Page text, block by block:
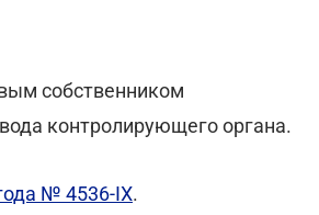
собственником
контролирующего органа.
№ 4536-ІХ.